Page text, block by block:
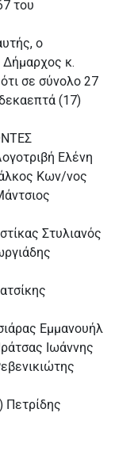
του
ο
Δήμαρχος κ.
σε σύνολο 27
(17)
Ελένη
Κων/νος
Στυλιανός
Εμμανουήλ
Ιωάννης